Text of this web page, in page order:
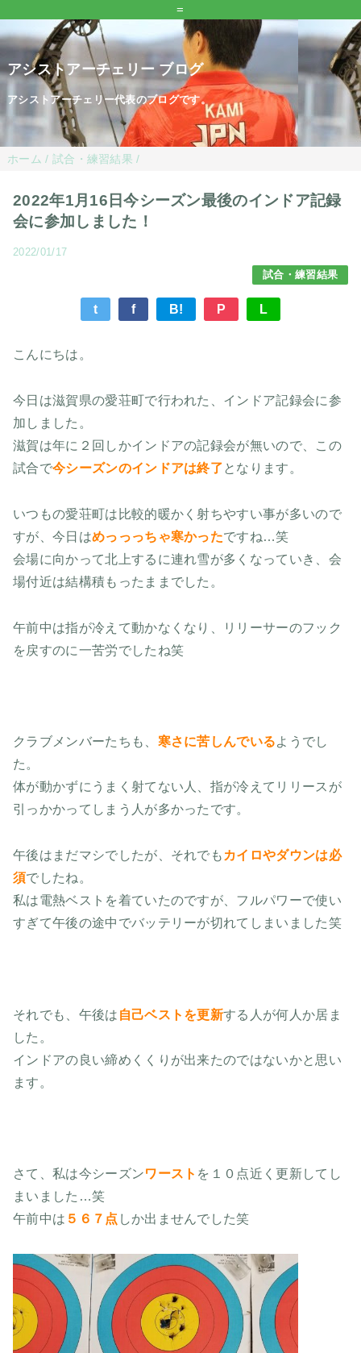
=
アシストアーチェリー ブログ
アシストアーチェリー代表のブログです。
ホーム / 試合・練習結果 /
2022年1月16日今シーズン最後のインドア記録
会に参加しました！
2022/01/17
試合・練習結果
t f B! P L
こんにちは。
今日は滋賀県の愛荘町で行われた、インドア記録会に参
加しました。
滋賀は年に２回しかインドアの記録会が無いので、この
試合で今シーズンのインドアは終了となります。
いつもの愛荘町は比較的暖かく射ちやすい事が多いので
すが、今日はめっっっちゃ寒かったですね…笑
会場に向かって北上するに連れ雪が多くなっていき、会
場付近は結構積もったままでした。
午前中は指が冷えて動かなくなり、リリーサーのフック
を戻すのに一苦労でしたね笑
クラブメンバーたちも、 寒さに苦しんでいるようでし
た。
体が動かずにうまく射てない人、指が冷えてリリースが
引っかかってしまう人が多かったです。
午後はまだマシでしたが、それでも カイロやダウンは必
須でしたね。
私は電熱ベストを着ていたのですが、フルパワーで使い
すぎて午後の途中でバッテリーが切れてしまいました笑
それでも、午後は 自己ベストを更新する人が何人か居ま
した。
インドアの良い締めくくりが出来たのではないかと思い
ます。
さて、私は今シーズンワースト を１０点近く更新してし
まいました…笑
午前中は ５６７点 しか出ませんでした笑